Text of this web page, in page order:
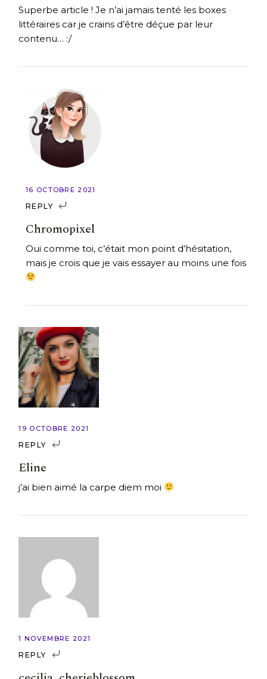
Superbe article ! Je n’ai jamais tenté les boxes
littéraires car je crains d’être déçue par leur
contenu… :/
16 OCTOBRE 2021
REPLY
Chromopixel
Oui comme toi, c’était mon point d’hésitation,
mais je crois que je vais essayer au moins une fois
19 OCTOBRE 2021
REPLY
Eline
j’ai bien aimé la carpe diem moi
1 NOVEMBRE 2021
REPLY